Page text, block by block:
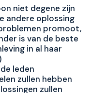
niet degene zijn
andere oplossing
promoot,
is van de beste
in al haar
leden
zullen hebben
zullen